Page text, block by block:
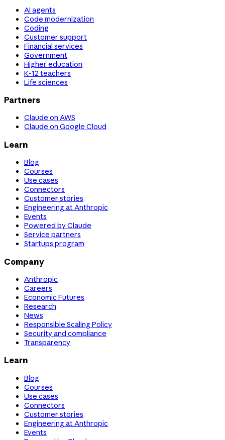
AI agents
Code modernization
Coding
Customer support
Financial services
Government
Higher education
K-12 teachers
Life sciences
Partners
Claude on AWS
Claude on Google Cloud
Learn
Blog
Courses
Use cases
Connectors
Customer stories
Engineering at Anthropic
Events
Powered by Claude
Service partners
Startups program
Company
Anthropic
Careers
Economic Futures
Research
News
Responsible Scaling Policy
Security and compliance
Transparency
Learn
Blog
Courses
Use cases
Connectors
Customer stories
Engineering at Anthropic
Events